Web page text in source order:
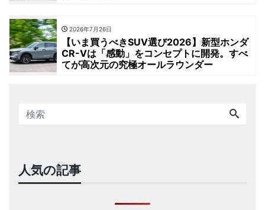
2026年7月26日
【いま買うべきSUV選び2026】新型ホンダ
CR-Vは「感動」をコンセプトに開発。すべ
てが高次元の究極オールラウンダー
人気の記事